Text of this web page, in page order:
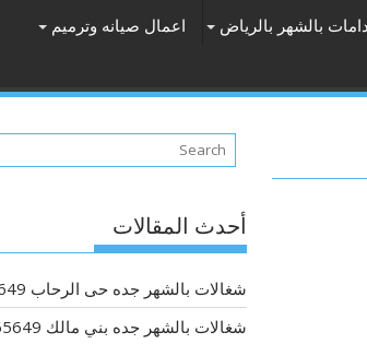
بالشهر بالرياض اعمال صيانه وترميم
أحدث المقالات
شغالات بالشهر جده حى الرحاب 0577265649
شغالات بالشهر جده بني مالك 0577265649